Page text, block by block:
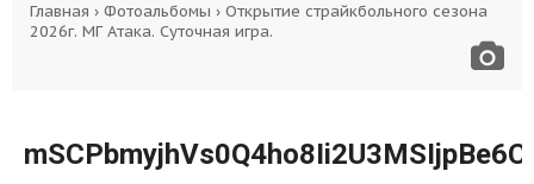
Главная › Фотоальбомы › Открытие страйкбольного сезона
2026г. МГ Атака. Суточная игра.